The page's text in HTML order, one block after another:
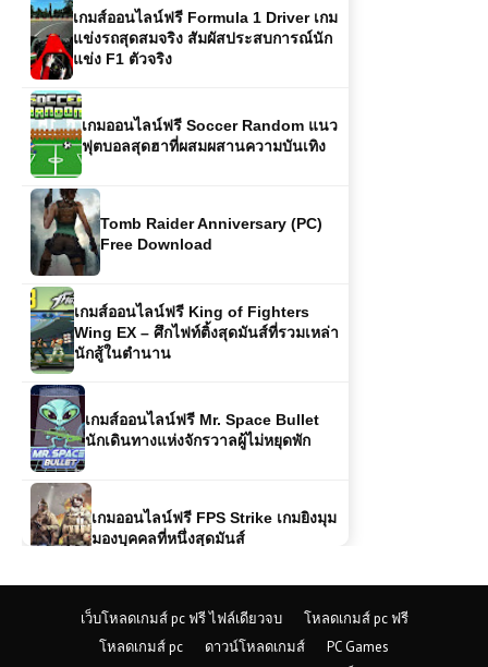
แข่ง F1 ตัวจริง
ฟุตบอลสุดฮาที่ผสมผสานความบันเทิง
Free Download
เกมส์ออนไลน์ฟรี King of Fighters
Wing EX – ศึกไฟท์ติ้งสุดมันส์ที่รวมเหล่า
นักสู้ในตำนาน
เกมส์ออนไลน์ฟรี Mr. Space Bullet
นักเดินทางแห่งจักรวาลผู้ไม่หยุดพัก
เกมส์ออนไลน์ฟรี Alien Sky Invasion
เว็บโหลดเกมส์ pc ฟรี ไฟล์เดียวจบ
โหลดเกมส์ pc ฟรี
โหลดเกมส์ pc
ดาวน์โหลดเกมส์
PC Games